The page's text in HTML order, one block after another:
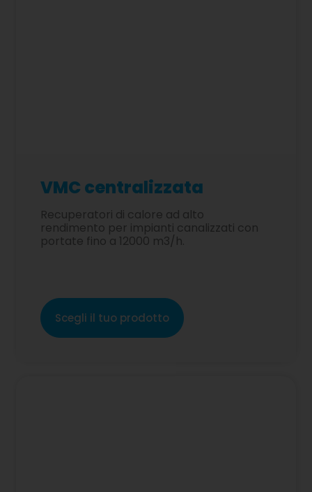
VMC centralizzata
Recuperatori di calore ad alto
rendimento per impianti canalizzati con
portate fino a 12000 m3/h.
Scegli il tuo prodotto